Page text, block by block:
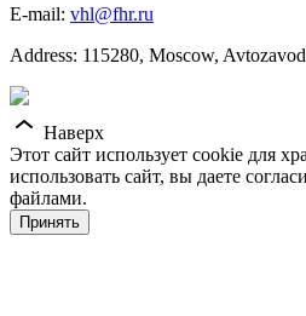
E-mail: vhl@fhr.ru
Address: 115280, Moscow,
Наверх
Этот сайт использует cookie для
использовать сайт, вы даете
файлами.
Принять